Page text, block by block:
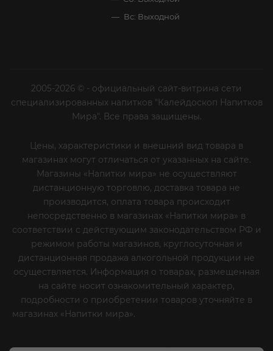
Вс: Выходной
2005-2026 © - официальный сайт-витрина сети
специализированных напитков "Калейдоскоп Напитков
Мира". Все права защищены.
Цены, характеристики и внешний вид товара в
магазинах могут отличаться от указанных на сайте.
Магазины «Напитки мира» не осуществляют
дистанционную торговлю, доставка товара не
производится, оплата товара происходит
непосредственно в магазинах «Напитки мира» в
соответствии с действующим законодательством РФ и
режимом работы магазинов, круглосуточная и
дистанционная продажа алкогольной продукции не
осуществляется. Информация о товарах, размещенная
на сайте носит ознакомительный характер,
подробности о приобретении товаров уточняйте в
магазинах «Напитки мира».